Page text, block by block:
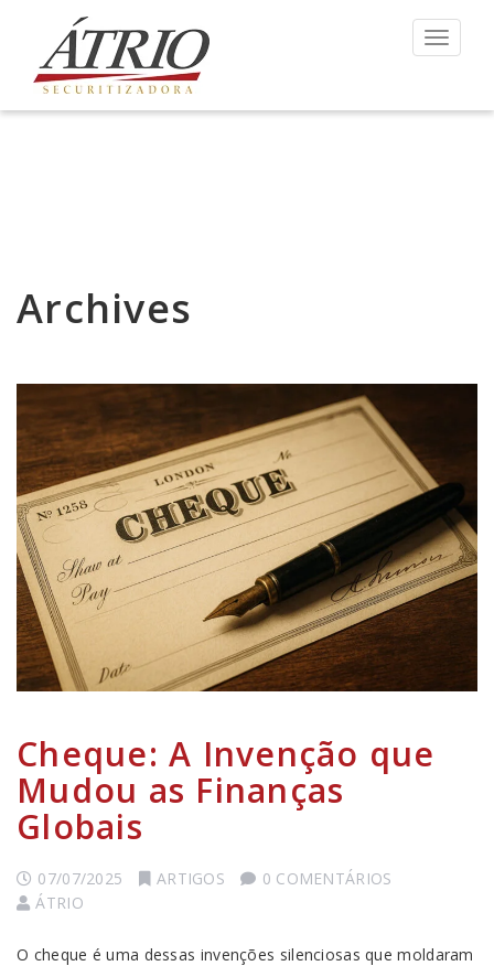
Toggle
Archives
Cheque: A Invenção que
Mudou as Finanças
Globais
07/07/2025 ARTIGOS
0 COMENTÁRIOS
ÁTRIO
O cheque é uma dessas invenções silenciosas que moldaram